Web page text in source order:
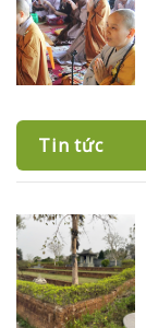
Tin tức